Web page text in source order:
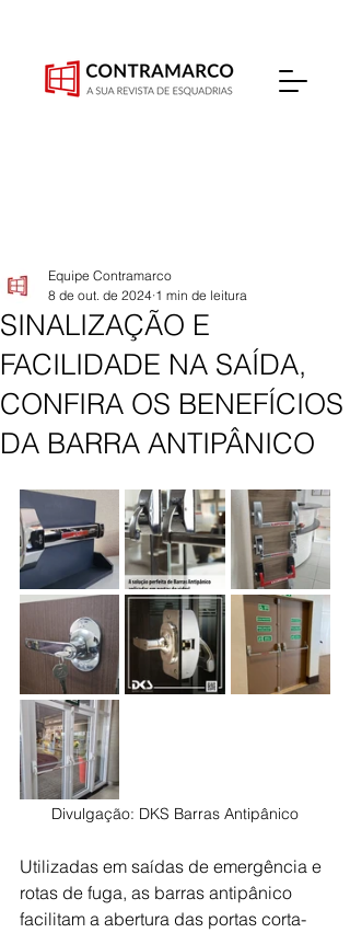
SINALIZAÇÃO E
FACILIDADE NA SAÍDA,
CONFIRA OS BENEFÍCIOS
DA BARRA ANTIPÂNICO
Equipe Contramarco
8 de out. de 2024 1 min de leitura
Divulgação: DKS Barras Antipânico
Utilizadas em saídas de emergência e
rotas de fuga, as barras antipânico
facilitam a abertura das portas corta-